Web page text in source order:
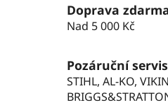
p
u
Doprava
Nad 5 000 Kč
Pozáruční servis
STIHL, AL-KO,